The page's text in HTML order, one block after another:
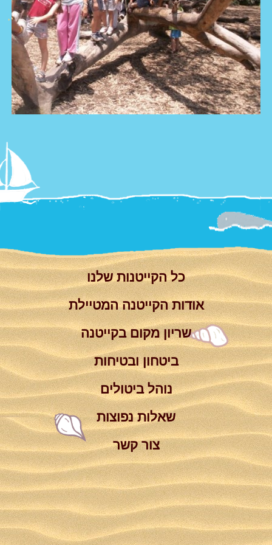
Summer
Camp
וידאו
צור קשר
'סגור תפריט'
כל הקייטנות שלנו
אודות הקייטנה המטיילת
שריון מקום בקייטנה
ביטחון ובטיחות
נוהל ביטולים
שאלות נפוצות
צור קשר